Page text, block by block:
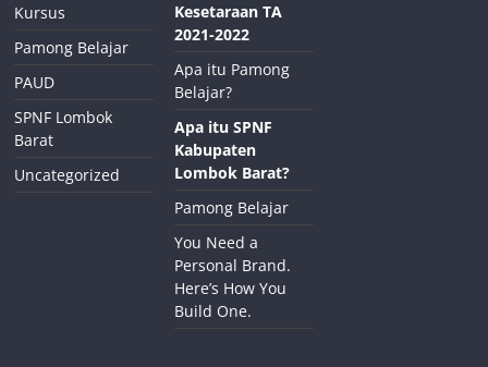
Kursus
Pamong Belajar
PAUD
SPNF Lombok
Barat
Uncategorized
Kesetaraan TA
2021-2022
Apa itu Pamong
Belajar?
Apa itu SPNF
Kabupaten
Lombok Barat?
Pamong Belajar
You Need a
Personal Brand.
Here’s How You
Build One.